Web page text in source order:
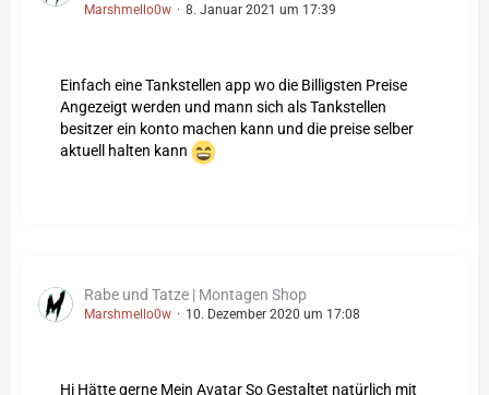
Marshmello0w 8. Januar 2021 um 17:39
Einfach eine Tankstellen app wo die Billigsten Preise
Angezeigt werden und mann sich als Tankstellen
besitzer ein konto machen kann und die preise selber
aktuell halten kann
Rabe und Tatze | Montagen Shop
Marshmello0w 10. Dezember 2020 um 17:08
Hi Hätte gerne Mein Avatar So Gestaltet natürlich mit